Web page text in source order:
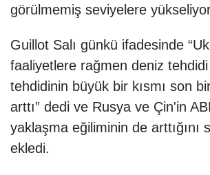
görülmemiş seviyelere
Guillot Salı günkü ifadesinde
faaliyetlere rağmen deniz
tehdidinin büyük bir kısmı son
arttı” dedi ve Rusya ve Çin'in
yaklaşma eğiliminin de arttığını
ekledi.